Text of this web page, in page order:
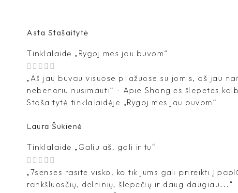
Asta Stašaitytė
Tinklalaidė „Rygoj mes jau buvom“
„Aš jau buvau visuose pliažuose su jomis, aš jau
nebenoriu nusimauti“ - Apie Shangies šlepetes
Stašaitytė tinklalaidėje „Rygoj mes jau buvom“
Laura Šukienė
Tinklalaidė „Galiu aš, gali ir tu“
„7senses rasite visko, ko tik jums gali prireikti į
rankšluosčių, delninių, šlepečių ir daug daugiau...“